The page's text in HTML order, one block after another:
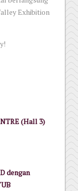
Exhibition
(Hall 3)
dengan